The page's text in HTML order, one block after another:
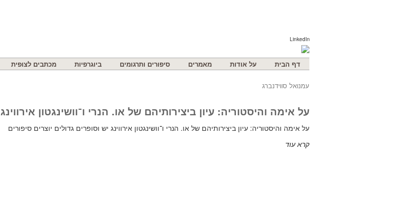
LinkedIn
דף הבית על אודות מאמרים סיפורים ותרגומים ביוגרפיות מכתבים לצופית
עמנואל סווידנברג
על אימה והיסטוריה: עיון ביצירותיהם של או. הנרי ו־וושינגטון אירווינג
על אימה והיסטוריה: עיון ביצירותיהם של או. הנרי ו־וושינגטון אירווינג יש וסופרים גדולים יוצרים סיפורים
קרא עוד